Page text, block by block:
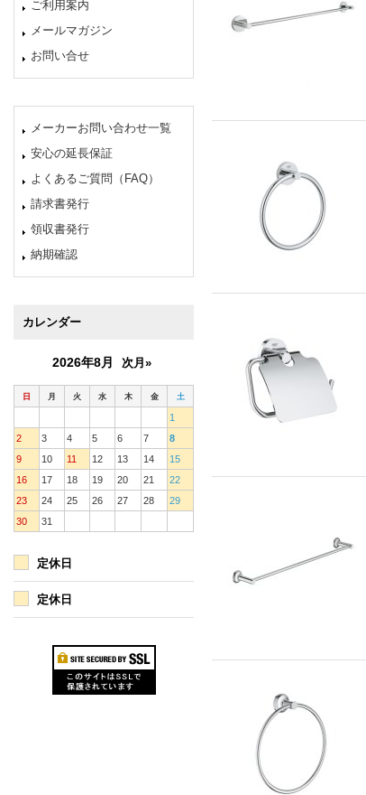
ご利用案内
メールマガジン
お問い合せ
メーカーお問い合わせ一覧
安心の延長保証
よくあるご質問（FAQ）
請求書発行
領収書発行
納期確認
カレンダー
2026年8月 次月»
日 月 火 水 木 金 土
1
2
3 4 5 6 7
8
9
10 11 12 13 14
15
16
17 18 19 20 21
22
23
24 25 26 27 28
29
30
31
定休日
定休日